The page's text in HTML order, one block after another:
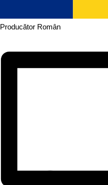
Producător Român